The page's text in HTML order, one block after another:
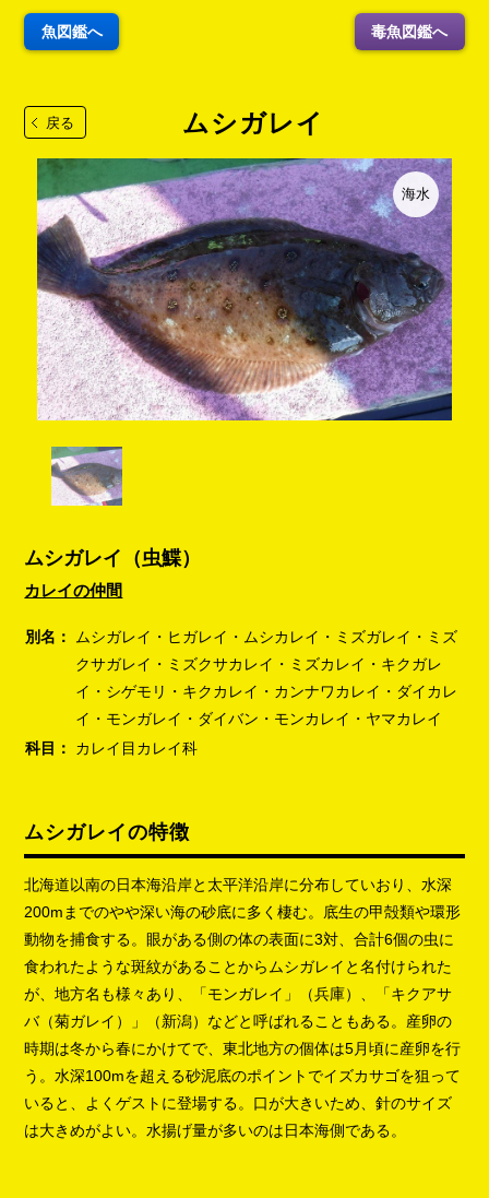
魚図鑑へ 毒魚図鑑へ
戻る ムシガレイ
海水
ムシガレイ（虫鰈）
カレイの仲間
別名：
ムシガレイ・ヒガレイ・ムシカレイ・ミズガレイ・ミズ
クサガレイ・ミズクサカレイ・ミズカレイ・キクガレ
イ・シゲモリ・キクカレイ・カンナワカレイ・ダイカレ
イ・モンガレイ・ダイバン・モンカレイ・ヤマカレイ
科目：
カレイ目カレイ科
ムシガレイの特徴
北海道以南の日本海沿岸と太平洋沿岸に分布していおり、水深
200mまでのやや深い海の砂底に多く棲む。底生の甲殻類や環形
動物を捕食する。眼がある側の体の表面に3対、合計6個の虫に
食われたような斑紋があることからムシガレイと名付けられた
が、地方名も様々あり、「モンガレイ」（兵庫）、「キクアサ
バ（菊ガレイ）」（新潟）などと呼ばれることもある。産卵の
時期は冬から春にかけてで、東北地方の個体は5月頃に産卵を行
う。水深100mを超える砂泥底のポイントでイズカサゴを狙って
いると、よくゲストに登場する。口が大きいため、針のサイズ
は大きめがよい。水揚げ量が多いのは日本海側である。